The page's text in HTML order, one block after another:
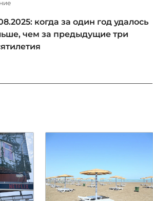
когда за один год удалось
чем за предыдущие три